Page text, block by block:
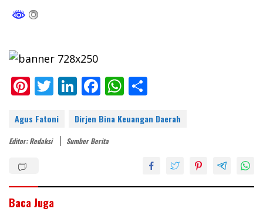
Pi
er
e
T
itt
er
Li
k
e
n
F
e
b
o
W
at
p
ar
Agus Fatoni Dirjen Bina Keuangan Daerah
Editor: Redaksi Sumber Berita
Baca Juga